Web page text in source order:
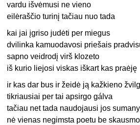
vardu išvėmusi ne vieno
eilėraščio turinį tačiau nuo tada
kai jai įgriso judėti per miegus
dvilinka kamuodavosi priešais
sapno veidrodį virš klozeto
iš kurio liejosi viskas iškart kas praėję
ir kas dar bus ir žeidė ją kažkieno
tikriausiai per tai apsirgo gálva
tačiau net tada naudojausi jos
nė vienas negimsta poetu be skausmo